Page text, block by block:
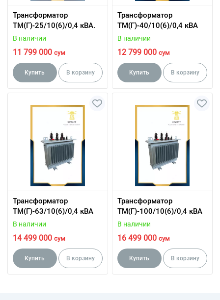
Трансформатор
ТМ(Г)-25/10(6)/0,4 кВА.
В наличии
11 799 000 сум
Купить В корзину
Трансформатор
ТМ(Г)-40/10(6)/0,4 кВА
В наличии
12 799 000 сум
Купить В корзину
Трансформатор
ТМ(Г)-63/10(6)/0,4 кВА
В наличии
14 499 000 сум
Купить В корзину
Трансформатор
ТМ(Г)-100/10(6)/0,4 кВА
В наличии
16 499 000 сум
Купить В корзину